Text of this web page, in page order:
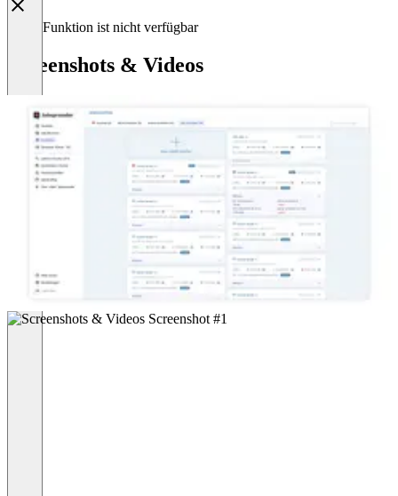
Diese Funktion ist nicht verfügbar
Screenshots & Videos